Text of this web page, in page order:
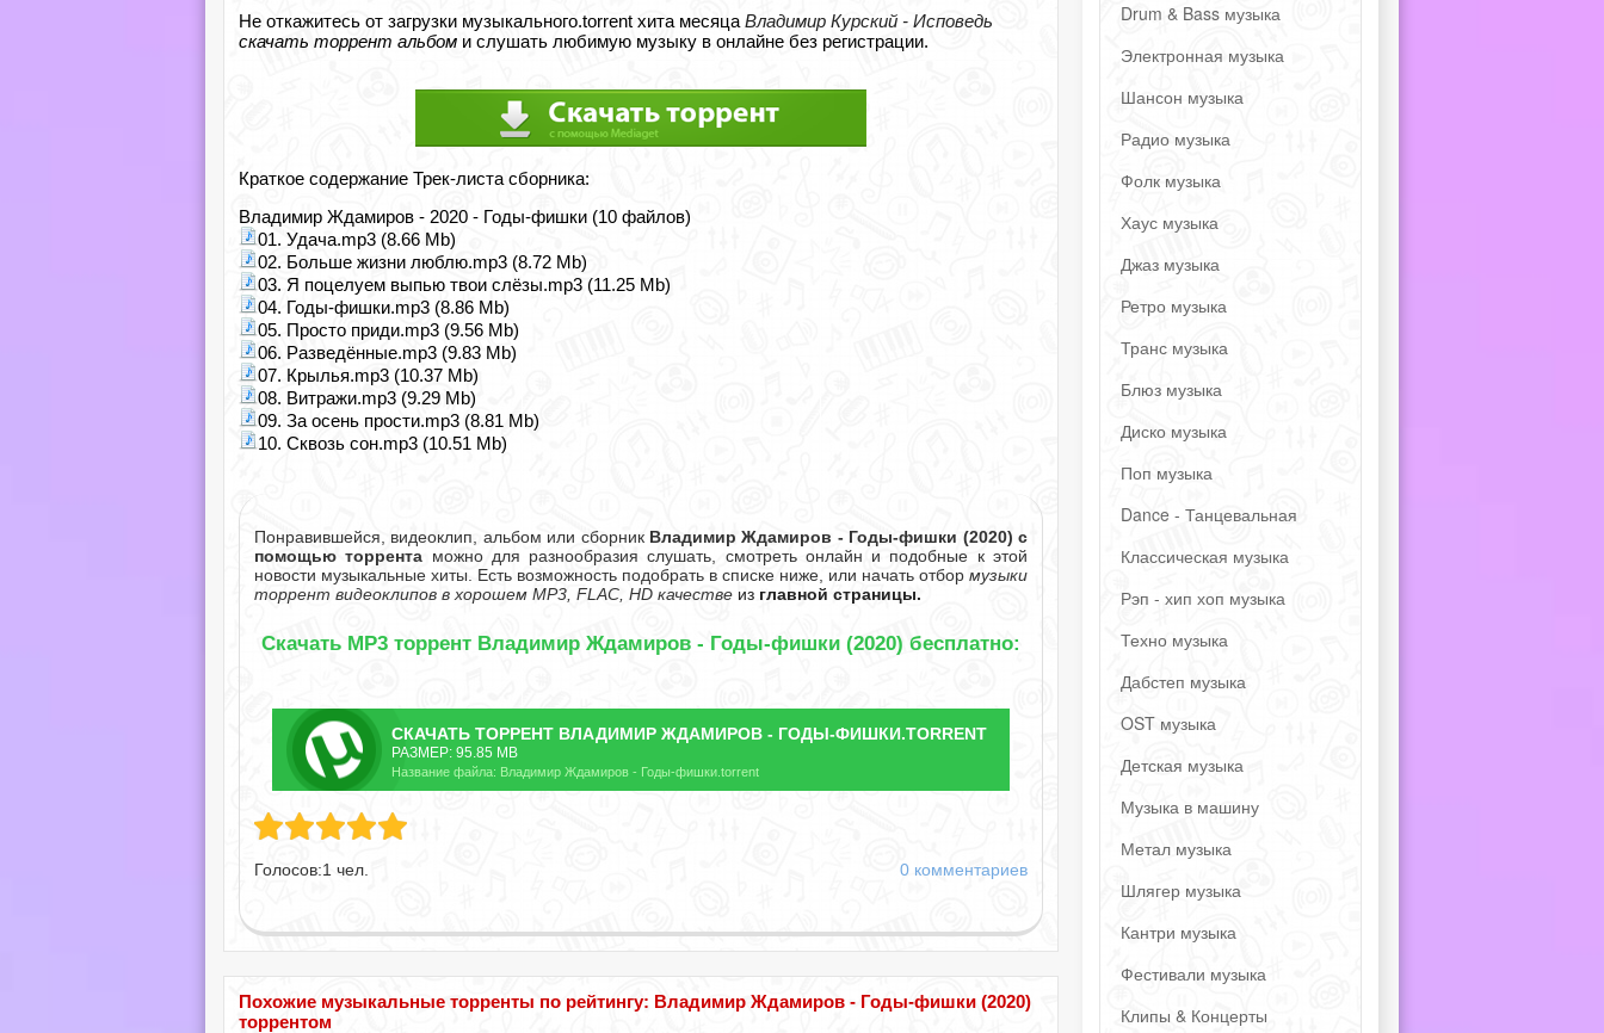
Не откажитесь от загрузки музыкального.torrent хита месяца Владимир Курский - Исповедь
скачать торрент альбом и слушать любимую музыку в онлайне без регистрации.
Краткое содержание Трек-листа сборника:
Владимир Ждамиров - 2020 - Годы-фишки (10 файлов)
01. Удача.mp3 (8.66 Mb)
02. Больше жизни люблю.mp3 (8.72 Mb)
03. Я поцелуем выпью твои слёзы.mp3 (11.25 Mb)
04. Годы-фишки.mp3 (8.86 Mb)
05. Просто приди.mp3 (9.56 Mb)
06. Разведённые.mp3 (9.83 Mb)
07. Крылья.mp3 (10.37 Mb)
08. Витражи.mp3 (9.29 Mb)
09. За осень прости.mp3 (8.81 Mb)
10. Сквозь сон.mp3 (10.51 Mb)
Понравившейся, видеоклип, альбом или сборник Владимир Ждамиров - Годы-фишки (2020) с
помощью торрента можно для разнообразия слушать, смотреть онлайн и подобные к этой
новости музыкальные хиты. Есть возможность подобрать в списке ниже, или начать отбор музыки
торрент видеоклипов в хорошем MP3, FLAC, HD качестве из главной страницы.
Скачать MP3 торрент Владимир Ждамиров - Годы-фишки (2020) бесплатно:
СКАЧАТЬ ТОРРЕНТ ВЛАДИМИР ЖДАМИРОВ - ГОДЫ-ФИШКИ.TORRENT
РАЗМЕР: 95.85 MB
Название файла: Владимир Ждамиров - Годы-фишки.torrent
Голосов:1 чел. 0 комментариев
Похожие музыкальные торренты по рейтингу: Владимир Ждамиров - Годы-фишки (2020)
торрентом
Drum & Bass музыка
Электронная музыка
Шансон музыка
Радио музыка
Фолк музыка
Хаус музыка
Джаз музыка
Ретро музыка
Транс музыка
Блюз музыка
Диско музыка
Поп музыка
Dance - Танцевальная
Классическая музыка
Рэп - хип хоп музыка
Техно музыка
Дабстеп музыка
OST музыка
Детская музыка
Музыка в машину
Метал музыка
Шлягер музыка
Кантри музыка
Фестивали музыка
Клипы & Концерты